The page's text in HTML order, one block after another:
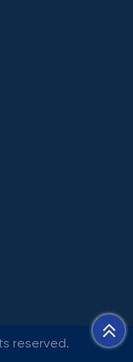
reserved.